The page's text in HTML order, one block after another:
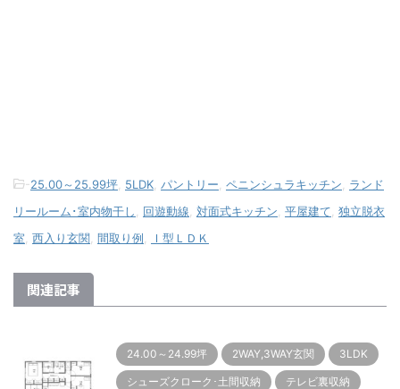
-25.00～25.99坪 5LDK パントリー ペニンシュラキッチン
ランド
リールーム･室内物干し
回遊動線 対面式キッチン 平屋建て 独立脱衣
室 西入り玄関 間取り例 Ｉ型ＬＤＫ
関連記事
24.00～24.99坪 2WAY,3WAY玄関 3LDK
シューズクローク･土間収納 テレビ裏収納